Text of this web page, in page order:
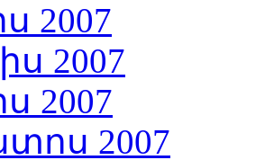
2007
2007
2007
2007